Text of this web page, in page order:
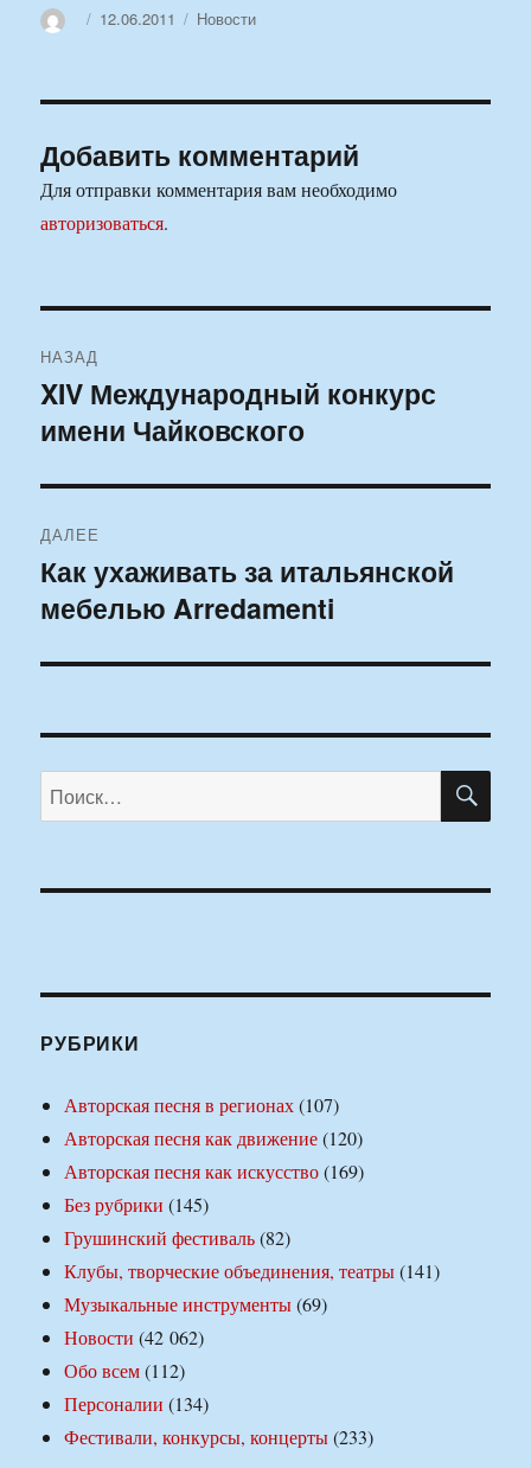
АвторОпубликовано
12.06.2011 Рубрики
Новости
Добавить комментарий
Для отправки комментария вам необходимо
авторизоваться.
по
записям
НАЗАД
Предыдущая
запись:
XIV Международный конкурс
имени Чайковского
ДАЛЕЕ
Следующая
запись:
Как ухаживать за итальянской
мебелью Arredamenti
Искать:
РУБРИКИ
Авторская песня в регионах(107)
Авторская песня как движение(120)
Авторская песня как искусство(169)
Без рубрики (145)
Грушинский фестиваль(82)
Клубы, творческие объединения, театры(141)
Музыкальные инструменты(69)
Новости (42 062)
Обо всем(112)
Персоналии (134)
Фестивали, конкурсы, концерты(233)